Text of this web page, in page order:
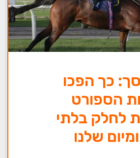
כך הפכו
הספורט
לחלק בלתי
שלנו